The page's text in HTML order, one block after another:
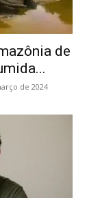
de
de 2024